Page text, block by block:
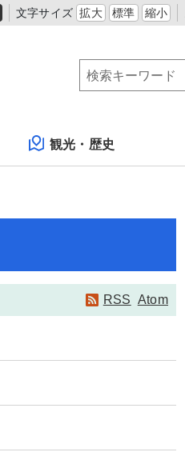
文字サイズ 拡大 標準 縮小
観光・歴史
RSS Atom